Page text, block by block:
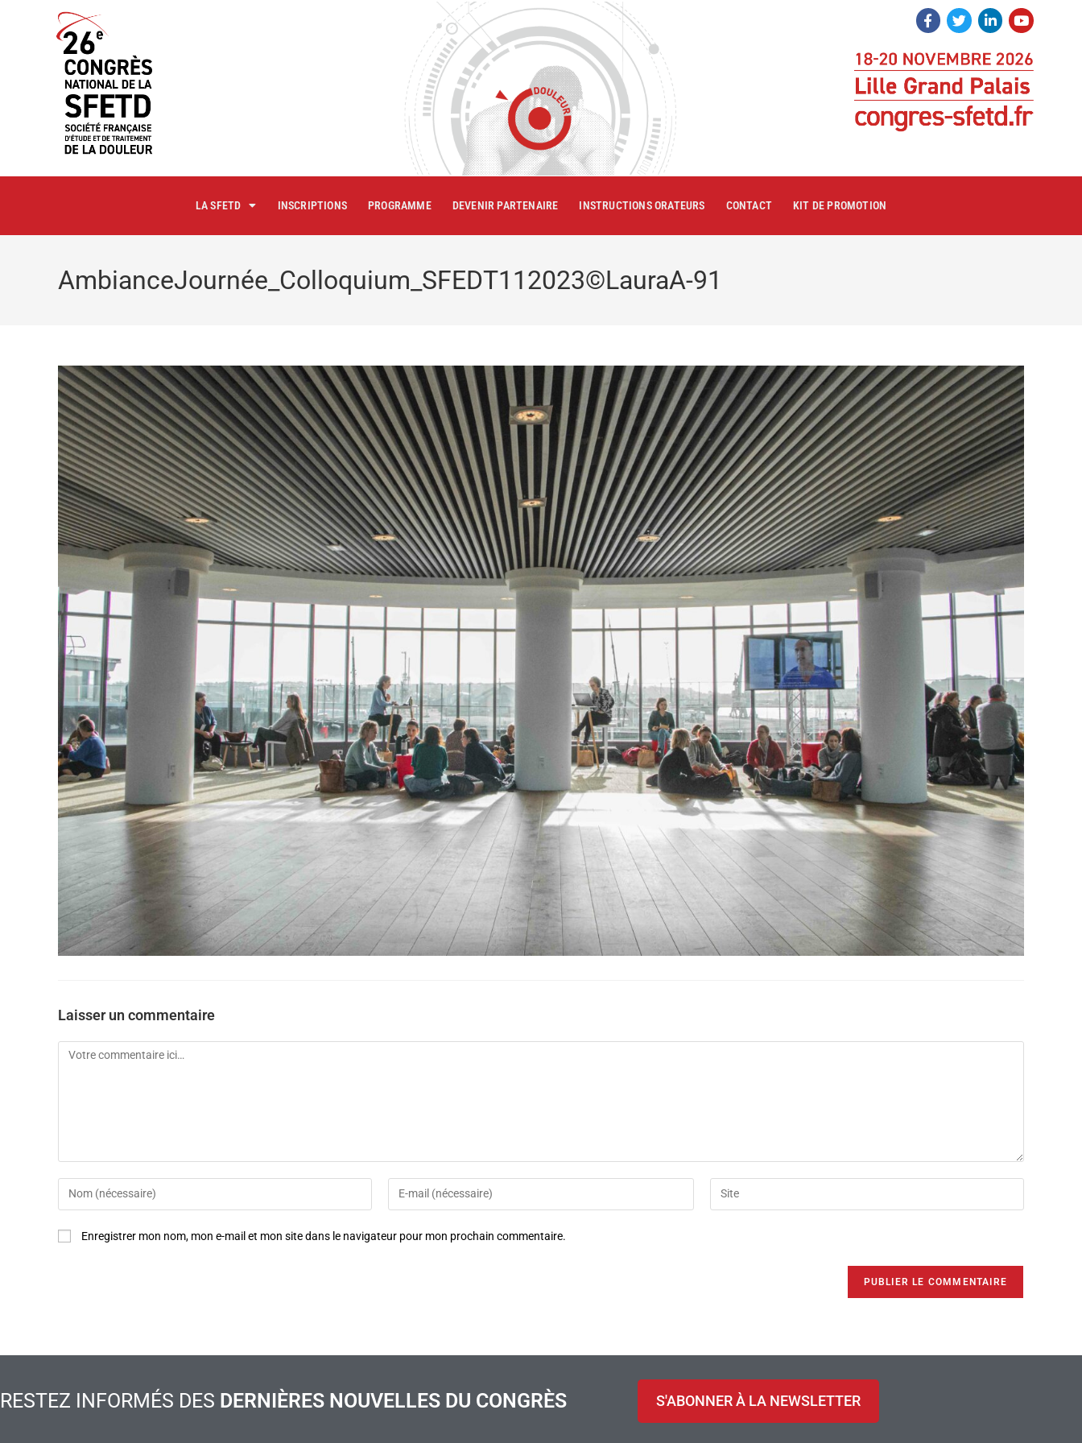
LA SFETD INSCRIPTIONS PROGRAMME DEVENIR PARTENAIRE INSTRUCTIONS ORATEURS CONTACT KIT DE PROMOTION
AmbianceJournée_Colloquium_SFEDT112023©LauraA-91
Laisser un commentaire
Enregistrer mon nom, mon e-mail et mon site dans le navigateur pour mon prochain commentaire.
RESTEZ INFORMÉS DES DERNIÈRES NOUVELLES DU CONGRÈS S'ABONNER À LA NEWSLETTER